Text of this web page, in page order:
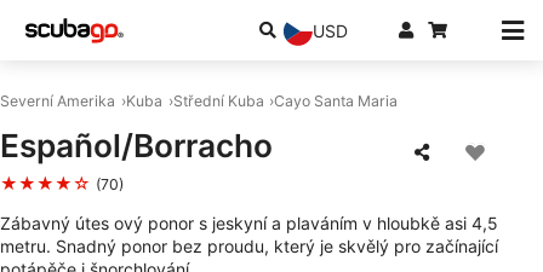
USD
Severní Amerika Kuba Střední Kuba Cayo Santa Maria
Español/Borracho
★★★★☆ (70)
Zábavný útes ový ponor s jeskyní a plaváním v hloubkě asi 4,5
metru. Snadný ponor bez proudu, který je skvělý pro začínající